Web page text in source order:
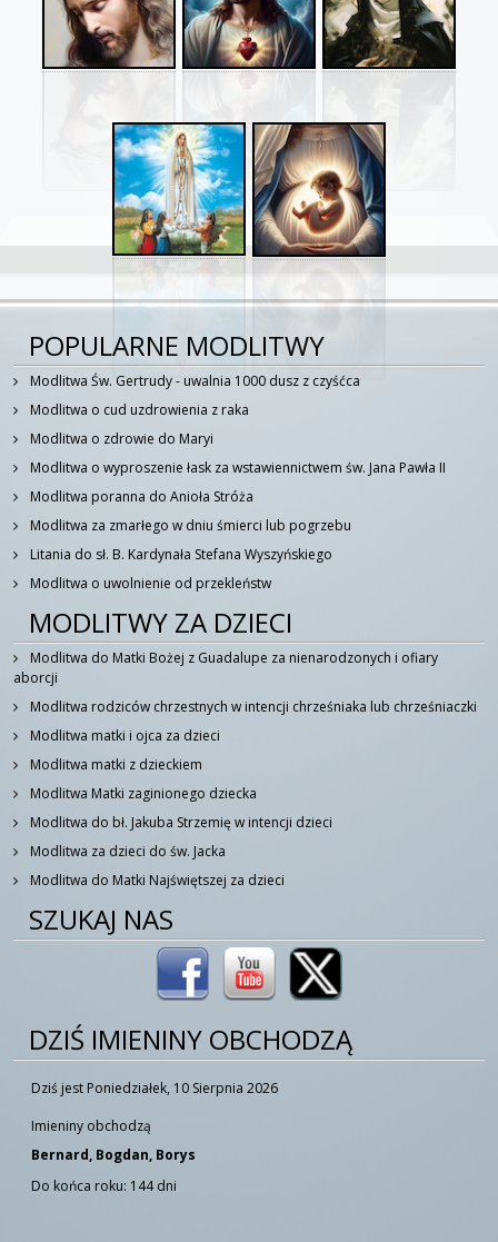
POPULARNE MODLITWY
Modlitwa Św. Gertrudy - uwalnia 1000 dusz z czyśćca
Modlitwa o cud uzdrowienia z raka
Modlitwa o zdrowie do Maryi
Modlitwa o wyproszenie łask za wstawiennictwem św. Jana Pawła II
Modlitwa poranna do Anioła Stróża
Modlitwa za zmarłego w dniu śmierci lub pogrzebu
Litania do sł. B. Kardynała Stefana Wyszyńskiego
Modlitwa o uwolnienie od przekleństw
MODLITWY ZA DZIECI
Modlitwa do Matki Bożej z Guadalupe za nienarodzonych i ofiary
aborcji
Modlitwa rodziców chrzestnych w intencji chrześniaka lub chrześniaczki
Modlitwa matki i ojca za dzieci
Modlitwa matki z dzieckiem
Modlitwa Matki zaginionego dziecka
Modlitwa do bł. Jakuba Strzemię w intencji dzieci
Modlitwa za dzieci do św. Jacka
Modlitwa do Matki Najświętszej za dzieci
SZUKAJ NAS
DZIŚ IMIENINY OBCHODZĄ
Dziś jest Poniedziałek, 10 Sierpnia 2026
Imieniny obchodzą
Bernard, Bogdan, Borys
Do końca roku: 144 dni